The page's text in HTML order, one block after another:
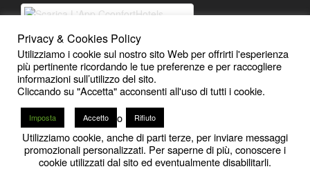
Scarica L'App Prenotazioni facili e
Sconti esclusivi
2020 - 2026CconfortHotels | Bari- Powered by iMB
Privacy & Cookies Policy
Utilizziamo i cookie sul nostro sito Web per offrirti l'esperienza
più pertinente ricordando le tue preferenze e per raccogliere
informazioni sull’utilizzo del sito.
Cliccando su "Accetta" acconsenti all'uso di tutti i cookie.
Imposta Accetto o Rifiuto
Utilizziamo cookie, anche di parti terze, per inviare messaggi
promozionali personalizzati. Per saperne di più, conoscere i
cookie utilizzati dal sito ed eventualmente disabilitarli.
12